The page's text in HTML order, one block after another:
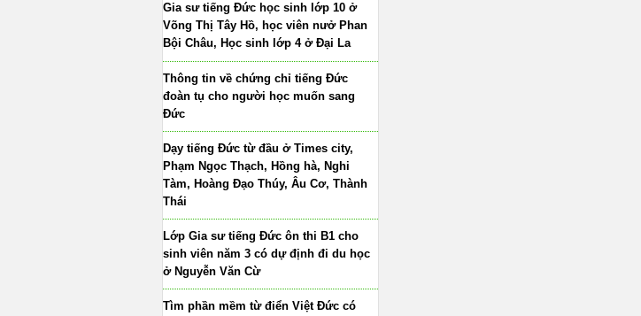
Gia sư tiếng Đức học sinh lớp 10 ở
Võng Thị Tây Hồ, học viên nưở Phan
Bội Châu, Học sinh lớp 4 ở Đại La
Thông tin về chứng chỉ tiếng Đức
đoàn tụ cho người học muốn sang
Đức
Dạy tiếng Đức từ đầu ở Times city,
Phạm Ngọc Thạch, Hồng hà, Nghi
Tàm, Hoàng Đạo Thúy, Âu Cơ, Thành
Thái
Lớp Gia sư tiếng Đức ôn thi B1 cho
sinh viên năm 3 có dự định đi du học
ở Nguyễn Văn Cừ
Tìm phần mềm từ điển Việt Đức có